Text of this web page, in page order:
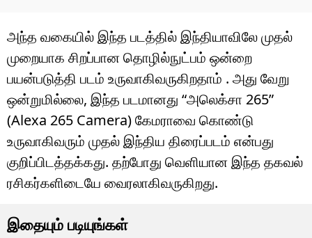
அந்த வகையில் இந்த படத்தில் இந்தியாவிலே முதல்
முறையாக சிறப்பான தொழில்நுட்பம் ஒன்றை
பயன்படுத்தி படம் உருவாகிவருகிறதாம் . அது வேறு
ஒன்றுமில்லை, இந்த படமானது “அலெக்சா 265”
(Alexa 265 Camera) கேமராவை கொண்டு
உருவாகிவரும் முதல் இந்திய திரைப்படம் என்பது
குறிப்பிடத்தக்கது. தற்போது வெளியான இந்த தகவல்
ரசிகர்களிடையே வைரலாகிவருகிறது.
இதையும் படியுங்கள்